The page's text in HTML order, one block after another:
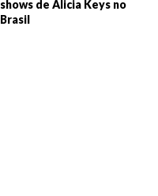
shows de Alicia Keys no
Brasil